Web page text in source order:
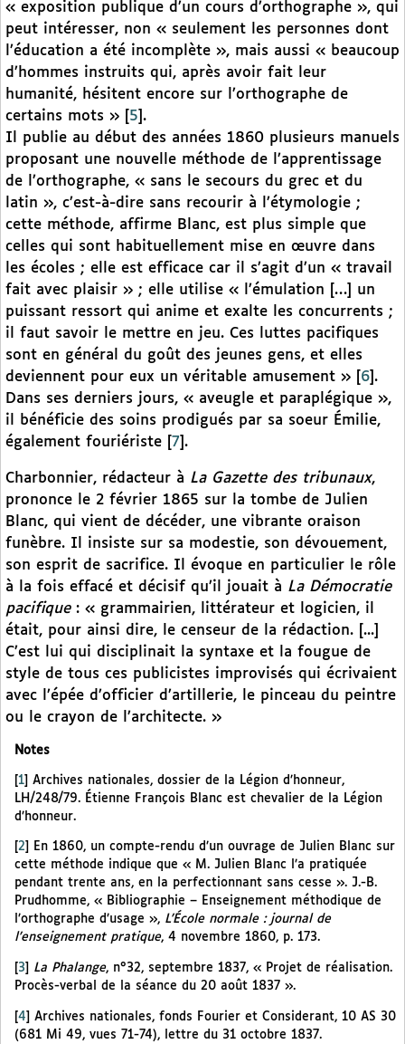
« exposition publique d’un cours d’orthographe », qui
peut intéresser, non « seulement les personnes dont
l’éducation a été incomplète », mais aussi « beaucoup
d’hommes instruits qui, après avoir fait leur
humanité, hésitent encore sur l’orthographe de
certains mots »
5 .
Il publie au début des années 1860 plusieurs manuels
proposant une nouvelle méthode de l’apprentissage
de l’orthographe, « sans le secours du grec et du
latin », c’est-à-dire sans recourir à l’étymologie ;
cette méthode, affirme Blanc, est plus simple que
celles qui sont habituellement mise en œuvre dans
les écoles ; elle est efficace car il s’agit d’un « travail
fait avec plaisir » ; elle utilise « l’émulation […] un
puissant ressort qui anime et exalte les concurrents ;
il faut savoir le mettre en jeu. Ces luttes pacifiques
sont en général du goût des jeunes gens, et elles
deviennent pour eux un véritable amusement »
6 .
Dans ses derniers jours, « aveugle et paraplégique »,
il bénéficie des soins prodigués par sa soeur Émilie,
également fouriériste
7 .
Charbonnier, rédacteur à La Gazette des tribunaux,
prononce le 2 février 1865 sur la tombe de Julien
Blanc, qui vient de décéder, une vibrante oraison
funèbre. Il insiste sur sa modestie, son dévouement,
son esprit de sacrifice. Il évoque en particulier le rôle
à la fois effacé et décisif qu’il jouait à La Démocratie
pacifique: « grammairien, littérateur et logicien, il
était, pour ainsi dire, le censeur de la rédaction. [...]
C’est lui qui disciplinait la syntaxe et la fougue de
style de tous ces publicistes improvisés qui écrivaient
avec l’épée d’officier d’artillerie, le pinceau du peintre
ou le crayon de l’architecte. »
Notes
[1] Archives nationales, dossier de la Légion d’honneur,
LH/248/79. Étienne François Blanc est chevalier de la Légion
d’honneur.
2
En 1860, un compte-rendu d’un ouvrage de Julien Blanc sur
cette méthode indique que « M. Julien Blanc l’a pratiquée
pendant trente ans, en la perfectionnant sans cesse ». J.-B.
Prudhomme, « Bibliographie – Enseignement méthodique de
l’orthographe d’usage », L’École normale : journal de
l’enseignement pratique, 4 novembre 1860, p. 173.
3 La Phalange, n°32, septembre 1837, « Projet de réalisation.
Procès-verbal de la séance du 20 août 1837 ».
[4] Archives nationales, fonds Fourier et Considerant, 10 AS 30
(681 Mi 49, vues 71-74), lettre du 31 octobre 1837.